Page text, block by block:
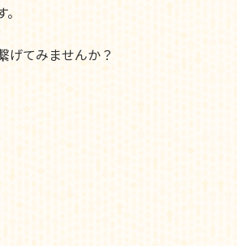
げてみませんか？